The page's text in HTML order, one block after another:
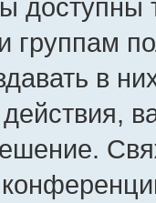
доступны
группам
в